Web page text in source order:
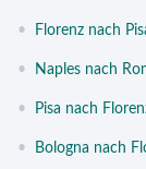
• Florenz nach
• Naples nach
• Pisa nach
• Bologna nach